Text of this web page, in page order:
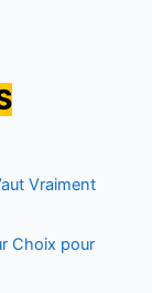
Vraiment
Choix pour